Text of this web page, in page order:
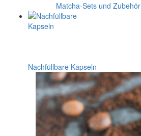
Matcha-Sets und Zubehör
Nachfüllbare Kapseln